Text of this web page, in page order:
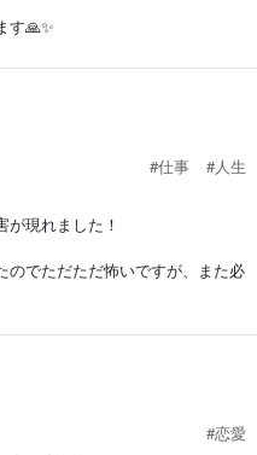
す🙏✨
#仕事
#人生
現れました！
のでただただ怖いですが、また必
#恋愛